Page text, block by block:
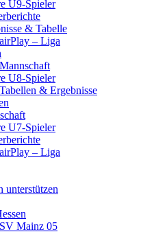
U9-Spieler
& Tabelle
– Liga
U8-Spieler
& Ergebnisse
U7-Spieler
– Liga
unterstützen
Mainz 05